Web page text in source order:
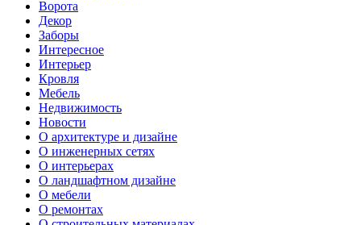
Ворота
Декор
Заборы
Интересное
Интерьер
Кровля
Мебель
Недвижимость
Новости
О архитектуре и дизайне
О инженерных сетях
О интерьерах
О ландшафтном дизайне
О мебели
О ремонтах